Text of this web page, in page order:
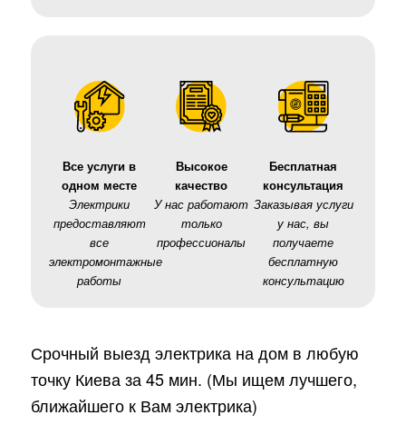
Все услуги в
одном месте
Электрики
предоставляют
все
электромонтажные
работы
Высокое
качество
У нас работают
только
профессионалы
Бесплатная
консультация
Заказывая услуги
у нас, вы
получаете
бесплатную
консультацию
Срочный выезд электрика на дом в любую
точку Киева за 45 мин. (Мы ищем лучшего,
ближайшего к Вам электрика)